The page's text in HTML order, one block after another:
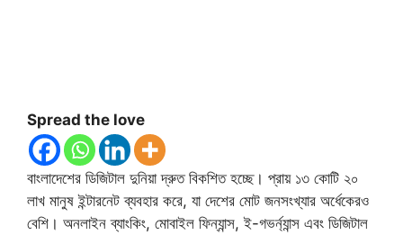
Spread the love
বাংলাদেশের ডিজিটাল দুনিয়া দ্রুত বিকশিত হচ্ছে। প্রায় ১৩ কোটি ২০
লাখ মানুষ ইন্টারনেট ব্যবহার করে, যা দেশের মোট জনসংখ্যার অর্ধেকেরও
বেশি। অনলাইন ব্যাংকিং, মোবাইল ফিন্যান্স, ই-গভর্ন্যান্স এবং ডিজিটাল